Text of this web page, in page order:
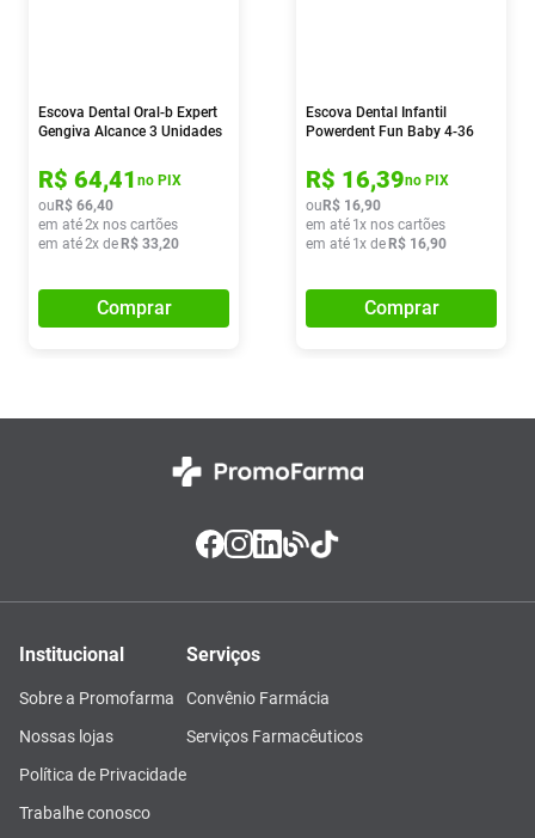
Escova Dental Oral-b Expert
Gengiva Alcance 3 Unidades
R$ 64,41 no PIX
ou R$ 66,40
em até2x nos cartões
em até2x de R$ 33,20
Comprar
Escova Dental Infantil
Powerdent Fun Baby 4-36
R$ 16,39no PIX
ou R$ 16,90
em até 1x nos cartões
em até 1x de R$ 16,90
Comprar
Institucional
Sobre a Promofarma
Nossas lojas
Política de Privacidade
Trabalhe conosco
Serviços
Convênio Farmácia
Serviços Farmacêuticos